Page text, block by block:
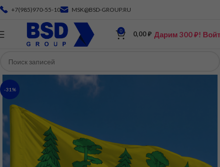
+7(985)970-55-10 MSK@BSD-GROUP.RU
0 0,00₽ Дарим 300 ₽!
-31%